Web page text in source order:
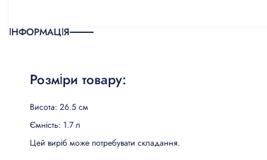
КИЛИМИ, ЦИНОВКИ ТА
ПІДЛОГИ
ІНФОРМАЦІЯ
Розміри товару:
Висота: 26.5 см
Ємність: 1.7 л
Цей виріб може потребувати складання.